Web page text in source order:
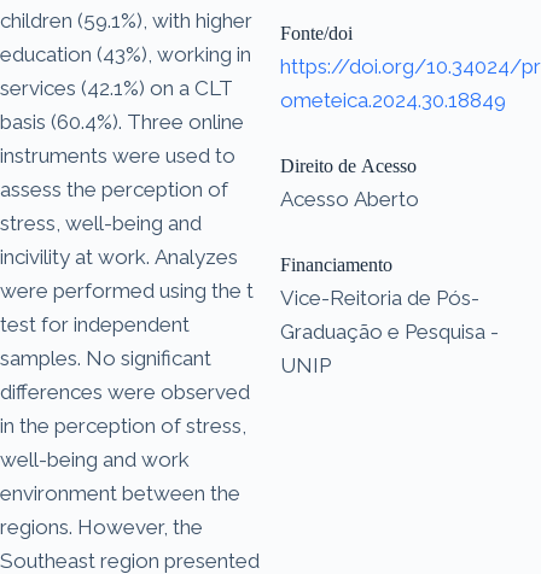
children (59.1%), with higher
education (43%), working in
services (42.1%) on a CLT
basis (60.4%). Three online
instruments were used to
assess the perception of
stress, well-being and
incivility at work. Analyzes
were performed using the t
test for independent
samples. No significant
differences were observed
in the perception of stress,
well-being and work
environment between the
regions. However, the
Southeast region presented
Fonte/doi
https://doi.org/10.34024/pr
ometeica.2024.30.18849
Direito de Acesso
Acesso Aberto
Financiamento
Vice-Reitoria de Pós-
Graduação e Pesquisa -
UNIP